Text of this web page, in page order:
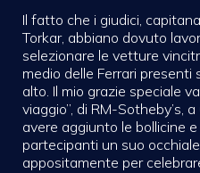
Il fatto che i giudici,
Torkar, abbiano dovuto
selezionare le vetture
medio delle Ferrari
alto. Il mio grazie speciale
viaggio”, di RM-Sotheby’s,
avere aggiunto le bollicine
partecipanti un suo
appositamente per